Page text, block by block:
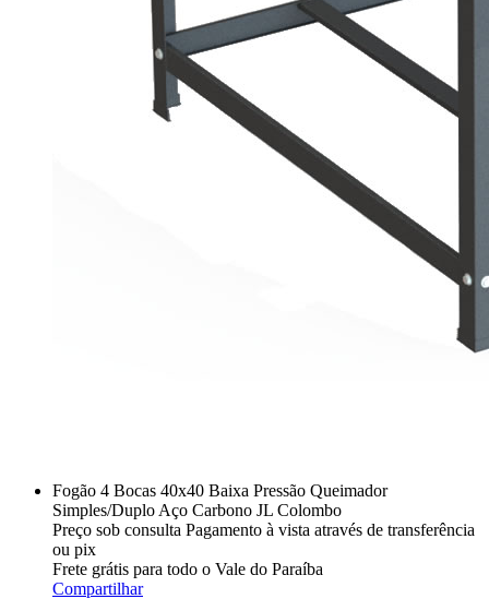
Fogão 4 Bocas 40x40 Baixa Pressão Queimador
Simples/Duplo Aço Carbono JL Colombo
Preço sob consulta Pagamento à vista através de transferência
ou pix
Frete grátis para todo o Vale do Paraíba
Compartilhar